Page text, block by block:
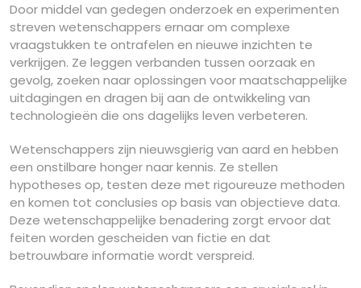
Door middel van gedegen onderzoek en experimenten
streven wetenschappers ernaar om complexe
vraagstukken te ontrafelen en nieuwe inzichten te
verkrijgen. Ze leggen verbanden tussen oorzaak en
gevolg, zoeken naar oplossingen voor maatschappelijke
uitdagingen en dragen bij aan de ontwikkeling van
technologieën die ons dagelijks leven verbeteren.
Wetenschappers zijn nieuwsgierig van aard en hebben
een onstilbare honger naar kennis. Ze stellen
hypotheses op, testen deze met rigoureuze methoden
en komen tot conclusies op basis van objectieve data.
Deze wetenschappelijke benadering zorgt ervoor dat
feiten worden gescheiden van fictie en dat
betrouwbare informatie wordt verspreid.